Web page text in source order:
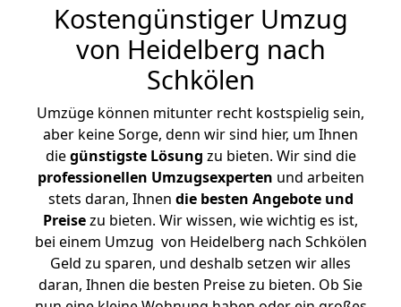
Kostengünstiger Umzug
von Heidelberg nach
Schkölen
Umzüge können mitunter recht kostspielig sein,
aber keine Sorge, denn wir sind hier, um Ihnen
diegünstigste Lösung zu bieten. Wir sind die
professionellen Umzugsexperten und arbeiten
stets daran, Ihnen die besten Angebote und
Preisezu bieten. Wir wissen, wie wichtig es ist,
bei einem Umzug von Heidelberg nach Schkölen
Geld zu sparen, und deshalb setzen wir alles
daran, Ihnen die besten Preise zu bieten. Ob Sie